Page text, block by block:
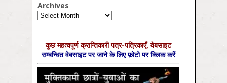
Archives
Archives
कुछ महत्‍वपूर्ण क्रान्तिकारी पत्र-पत्रिकाएँ, वेबसाइट
सम्‍बन्धित वेबसाइट पर जाने के लिए फ़ोटो पर क्लिक करें